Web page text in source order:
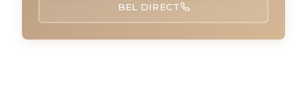
BEL DIRECT